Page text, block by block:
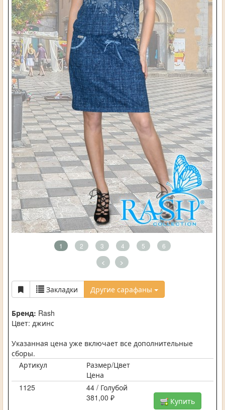
1 2 3 4 5 6
< >
Закладки Другие сарафаны
Бренд: Rash
Цвет: джинс
Указанная цена уже включает все дополнительные
сборы.
Артикул
Размер/Цвет
Цена
1125
44 / Голубой
381,00 ₽
Купить